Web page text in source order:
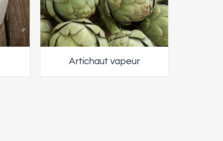
Artichaut vapeur